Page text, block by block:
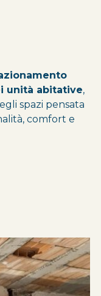
unità abitative,
spazi pensata
comfort e